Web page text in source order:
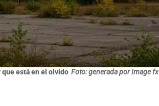
está en el olvido Foto: generada por Image fx